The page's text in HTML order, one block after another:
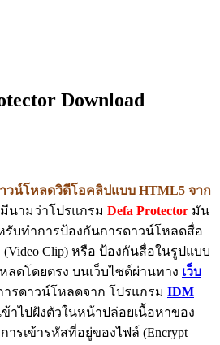
Download
าวน์โหลดวิดีโอคลิปแบบ HTML5 จาก
นามว่าโปรแกรม Defa Protector มัน
รับทำการป้องกันการดาวน์โหลดสื่อ
Clip) หรือ ป้องกันสื่อในรูปแบบ
ลดโดยตรง บนเว็บไซต์ผ่านทาง เว็บ
รดาวน์โหลดจาก โปรแกรม IDM
าไปฝังตัวในหน้าปล่อยเนื้อหาของ
ารเข้ารหัสที่อยู่ของไฟล์ (Encrypt